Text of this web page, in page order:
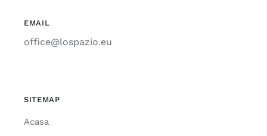
EMAIL
office@lospazio.eu
SITEMAP
Acasa